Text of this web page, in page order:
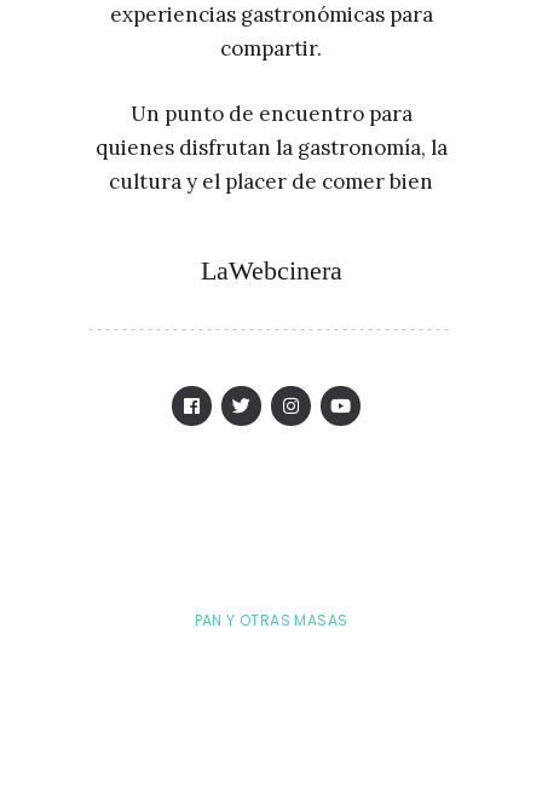
experiencias gastronómicas para
compartir.
Un punto de encuentro para
quienes disfrutan la gastronomía, la
cultura y el placer de comer bien
LaWebcinera
PAN Y OTRAS MASAS